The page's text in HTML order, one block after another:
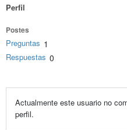
Perfil
Postes
Preguntas 1
Respuestas 0
Actualmente este usuario no
perfil.